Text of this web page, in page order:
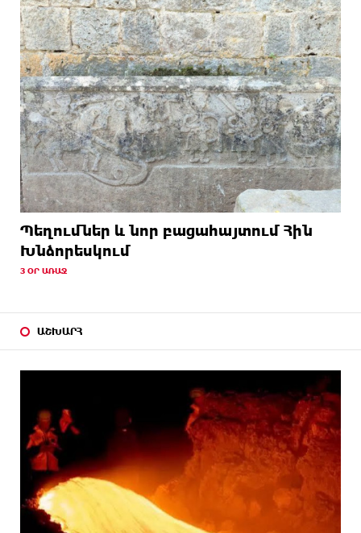
Պեղումներ և նոր բացահայտում Հին
Խնձորեսկում
3 ՕՐ ԱՌԱՋ
ԱՇԽԱՐՀ